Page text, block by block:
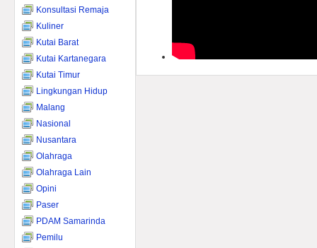
Konsultasi Remaja
Kuliner
Kutai Barat
Kutai Kartanegara
Kutai Timur
Lingkungan Hidup
Malang
Nasional
Nusantara
Olahraga
Olahraga Lain
Opini
Paser
PDAM Samarinda
Pemilu